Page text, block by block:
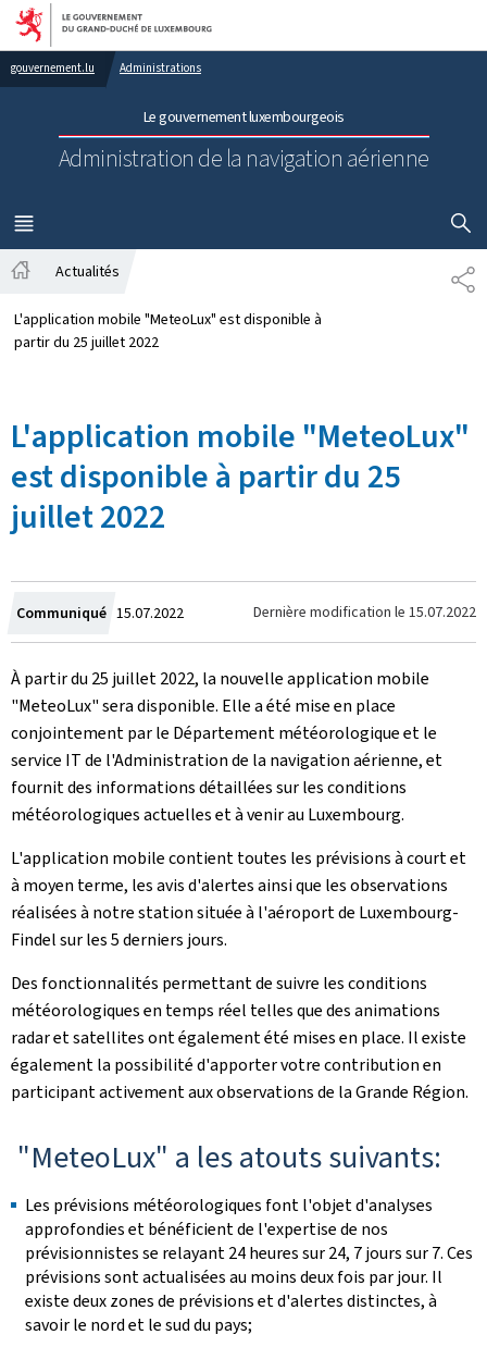
Aller au menu principal
Aller au contenu
gouvernement.lu Administrations
Le gouvernement luxembourgeois
Administration de la navigation aérienne
MENU
PRINCIPAL
Actualités
L'application mobile "MeteoLux" est disponible à
partir du 25 juillet 2022
L'application mobile "MeteoLux"
est disponible à partir du 25
juillet 2022
Communiqué Crée
le
15.07.2022 Dernière modification le 15.07.2022
À partir du 25 juillet 2022, la nouvelle application mobile
"MeteoLux" sera disponible. Elle a été mise en place
conjointement par le Département météorologique et le
service IT de l'Administration de la navigation aérienne, et
fournit des informations détaillées sur les conditions
météorologiques actuelles et à venir au Luxembourg.
L'application mobile contient toutes les prévisions à court et
à moyen terme, les avis d'alertes ainsi que les observations
réalisées à notre station située à l'aéroport de Luxembourg-
Findel sur les 5 derniers jours.
Des fonctionnalités permettant de suivre les conditions
météorologiques en temps réel telles que des animations
radar et satellites ont également été mises en place. Il existe
également la possibilité d'apporter votre contribution en
participant activement aux observations de la Grande Région.
"MeteoLux" a les atouts suivants:
Les prévisions météorologiques font l'objet d'analyses
approfondies et bénéficient de l'expertise de nos
prévisionnistes se relayant 24 heures sur 24, 7 jours sur 7. Ces
prévisions sont actualisées au moins deux fois par jour. Il
existe deux zones de prévisions et d'alertes distinctes, à
savoir le nord et le sud du pays;